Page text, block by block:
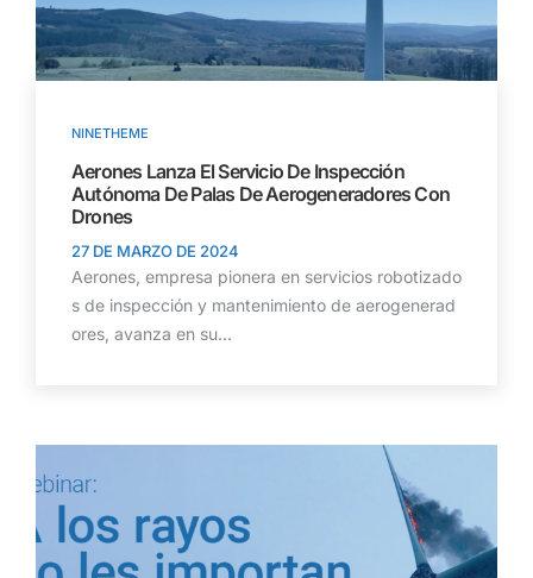
NINETHEME
Aerones Lanza El Servicio De Inspección
Autónoma De Palas De Aerogeneradores Con
Drones
27 DE MARZO DE 2024
Aerones, empresa pionera en servicios robotizado
s de inspección y mantenimiento de aerogenerad
ores, avanza en su...